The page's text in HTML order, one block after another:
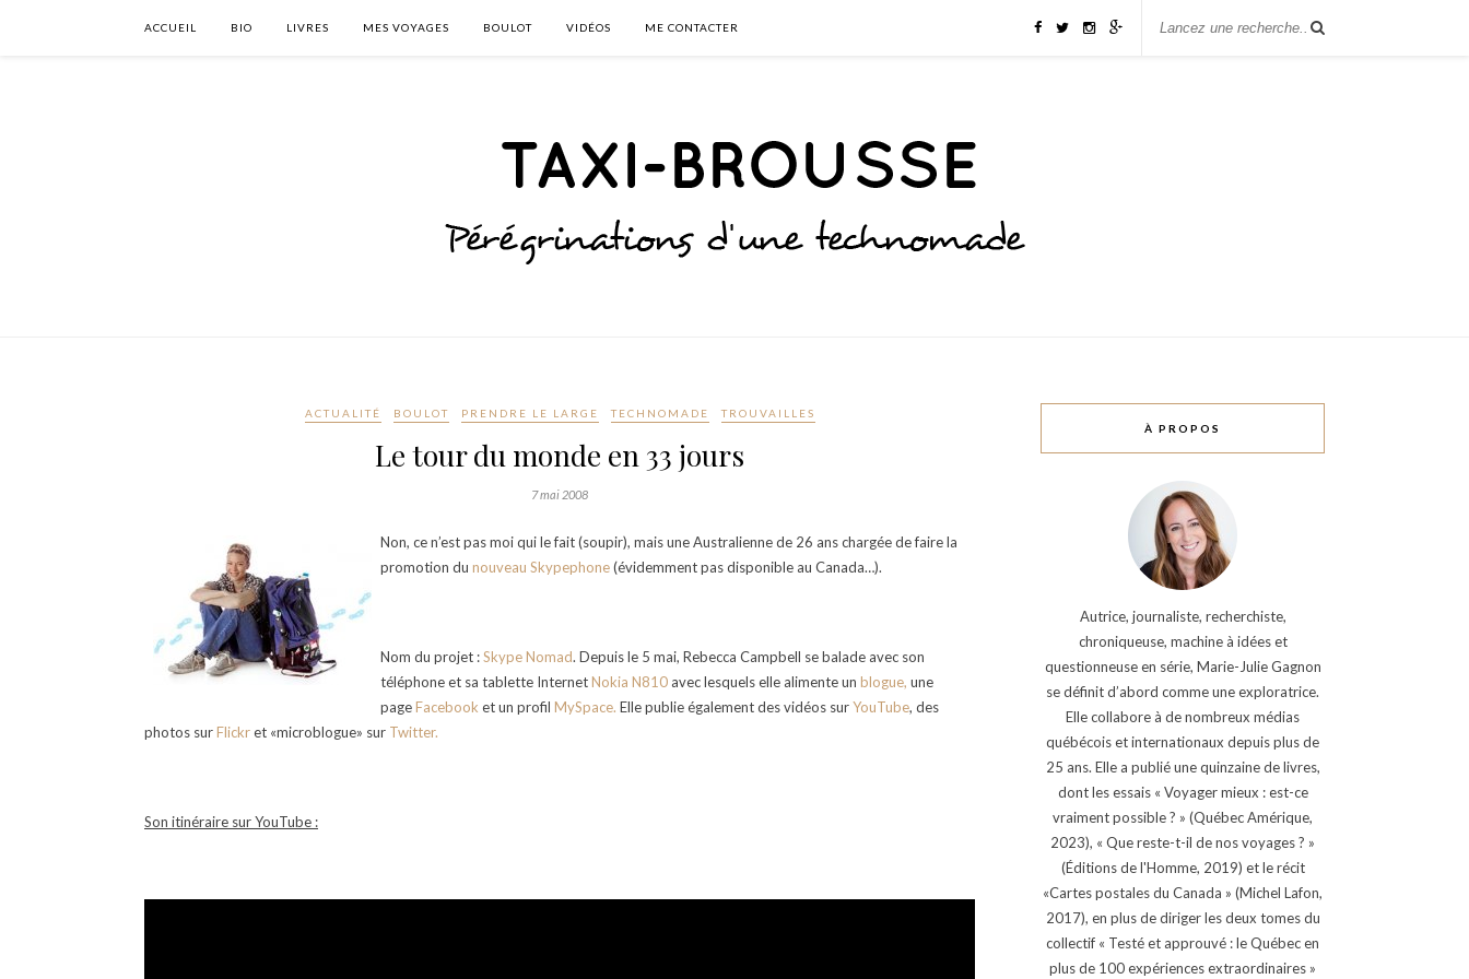
ACCUEIL BIO LIVRES MES VOYAGES BOULOT VIDÉOS ME CONTACTER
ACTUALITÉ BOULOT PRENDRE LE LARGE TECHNOMADE TROUVAILLES
Le tour du monde en 33 jours
7 mai 2008
Non, ce n’est pas moi qui le fait (soupir), mais une Australienne de 26 ans chargée de faire la
promotion du nouveau Skypephone(évidemment pas disponible au Canada…).
Nom du projet :Skype Nomad. Depuis le 5 mai, Rebecca Campbell se balade avec son
téléphone et sa tablette InternetNokia N810 avec lesquels elle alimente un blogue, une
pageFacebook et un profil MySpace. Elle publie également des vidéos surYouTube, des
photos surFlickret «microblogue» sur Twitter.
Son itinéraire sur YouTube :
À PROPOS
Autrice, journaliste, recherchiste,
chroniqueuse, machine à idées et
questionneuse en série, Marie-Julie Gagnon
se définit d’abord comme une exploratrice.
Elle collabore à de nombreux médias
québécois et internationaux depuis plus de
25 ans. Elle a publié une quinzaine de livres,
dont les essais « Voyager mieux : est-ce
vraiment possible ? » (Québec Amérique,
2023), « Que reste-t-il de nos voyages ? »
(Éditions de l'Homme, 2019) et le récit
«Cartes postales du Canada » (Michel Lafon,
2017), en plus de diriger les deux tomes du
collectif « Testé et approuvé : le Québec en
plus de 100 expériences extraordinaires »